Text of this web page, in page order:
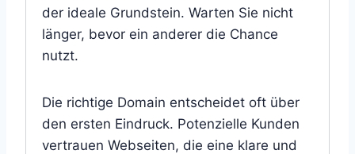
der ideale Grundstein. Warten Sie nicht
länger, bevor ein anderer die Chance
nutzt.
Die richtige Domain entscheidet oft über
den ersten Eindruck. Potenzielle Kunden
vertrauen Webseiten, die eine klare und